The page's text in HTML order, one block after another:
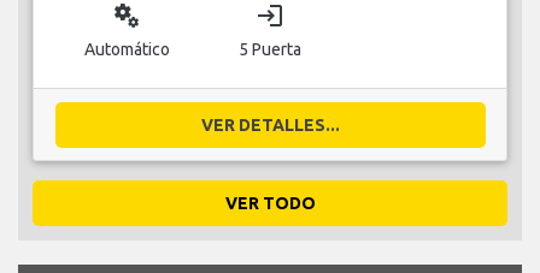
miscellaneous_services
Automático
login
5 Puerta
VER DETALLES...
VER TODO